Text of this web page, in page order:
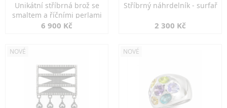
Unikátní stříbrná brož se
smaltem a říčními perlami
6 900 Kč
Stříbrný náhrdelník - surfař
2 300 Kč
NOVÉ NOVÉ